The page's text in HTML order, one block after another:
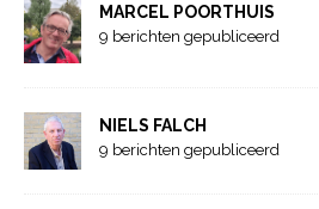
MARCEL POORTHUIS
9 berichten gepubliceerd
NIELS FALCH
9 berichten gepubliceerd